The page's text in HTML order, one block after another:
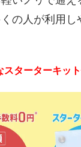
の人が利用し
スターターキッ